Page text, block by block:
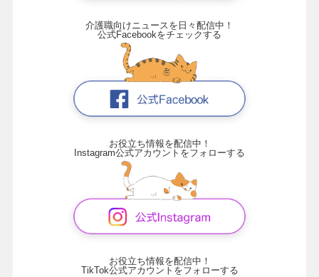
介護職向けニュースを日々配信中！
公式Facebookをチェックする
お役立ち情報を配信中！
Instagram公式アカウントをフォローする
お役立ち情報を配信中！
TikTok公式アカウントをフォローする